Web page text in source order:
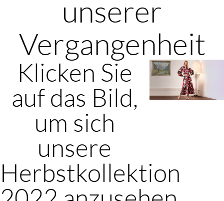
unserer
Vergangenheit
Klicken Sie
auf das Bild,
um sich
unsere
Herbstkollektion